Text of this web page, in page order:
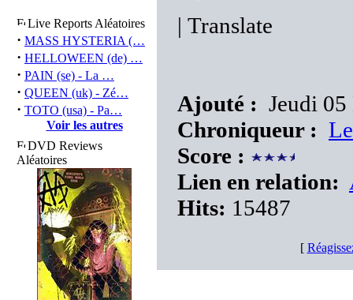
Live Reports Aléatoires
· MASS HYSTERIA (…
· HELLOWEEN (de) …
· PAIN (se) - La …
· QUEEN (uk) - Zé…
· TOTO (usa) - Pa…
Voir les autres
DVD Reviews
Aléatoires
| Translate
Ajouté : Jeudi
Chroniqueur :
Score :
Lien en relation:
Hits: 15487
[